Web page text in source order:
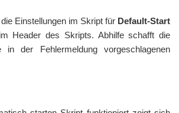
Einstellungen im Skript für Default-Start
Header des Skripts. Abhilfe schafft die
der Fehlermeldung vorgeschlagenen